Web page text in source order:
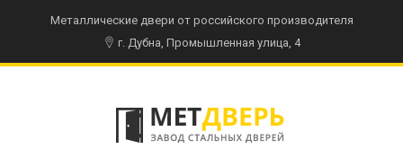
Металлические двери от российского производителя
г. Дубна, Промышленная улица, 4